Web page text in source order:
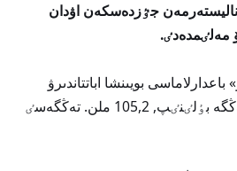
جٷزدەسكەن اۋدان
مەلٸمدەدٸ.
بويىنشا اباتتاندىرۋ
جۇمىستارىنا 105,6 ملن.تەڭگە بٶلٸنٸپ, 105,2 ملن. تەڭگەسٸ